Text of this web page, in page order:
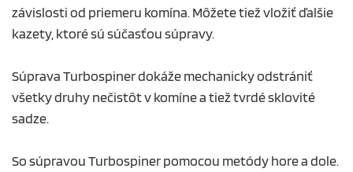
závislosti od priemeru komína. Môžete tiež vložiť ďalšie
kazety, ktoré sú súčasťou súpravy.
Súprava Turbospiner dokáže mechanicky odstrániť
všetky druhy nečistôt v komíne a tiež tvrdé sklovité
sadze.
So súpravou Turbospiner pomocou metódy hore a dole.